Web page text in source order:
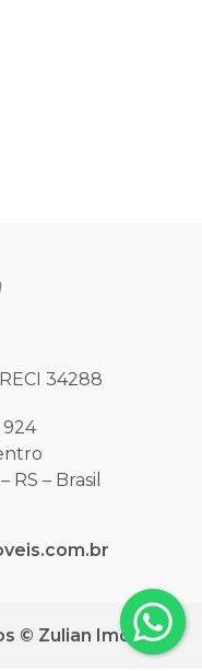
34288
– Brasil
© Zulian Imóveis